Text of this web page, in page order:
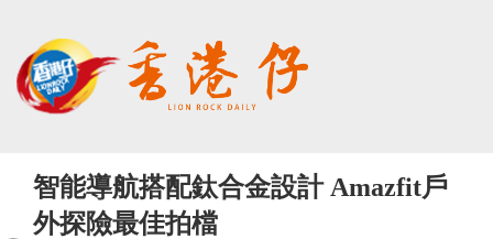
智能導航搭配鈦合金設計 Amazfit戶
外探險最佳拍檔